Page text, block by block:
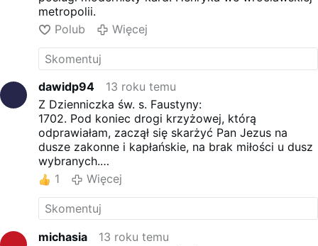
metropolii.
Polub
Więcej
dawidp94
13 roku temu
Z Dzienniczka św. s. Faustyny:
1702. Pod koniec drogi krzyżowej, którą
odprawiałam, zaczął się skarżyć Pan Jezus na
dusze zakonne i kapłańskie, na brak miłości u dusz
wybranych.
DOPUSZCZĘ, ABY BYŁY ZNISZCZONE KLASZTORY
I KOŚCIOŁY!
1 Więcej
michasia
13 roku temu